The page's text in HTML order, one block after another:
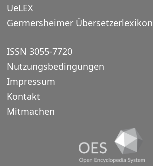
UeLEX
Germersheimer Übersetzerlexikon
ISSN 3055-7720
Nutzungsbedingungen
Impressum
Kontakt
Mitmachen